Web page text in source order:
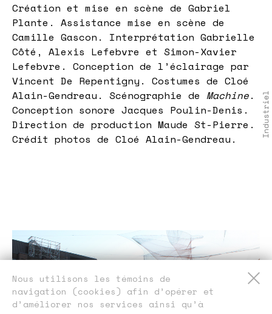
Création et mise en scène de Gabriel
Plante. Assistance mise en scène de
Camille Gascon. Interprétation Gabrielle
Côté, Alexis Lefebvre et Simon-Xavier
Lefebvre. Conception de l’éclairage par
Vincent De Repentigny. Costumes de Cloé
Alain-Gendreau. Scénographie de Machine.
Conception sonore Jacques Poulin-Denis.
Direction de production Maude St-Pierre.
Crédit photos de Cloé Alain-Gendreau.
​​Nous utilisons les témoins de
navigation (cookies) afin d’opérer et
d’améliorer nos services ainsi qu’à